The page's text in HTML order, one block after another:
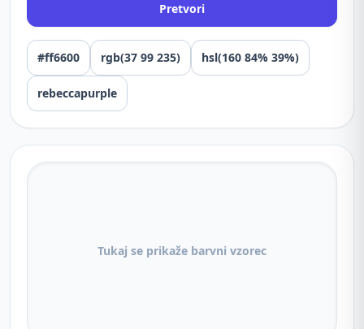
Pretvori
#ff6600 rgb(37 99 235) hsl(160 84% 39%)
rebeccapurple
Tukaj se prikaže barvni vzorec